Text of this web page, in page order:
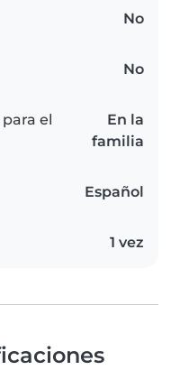
No
No
el
En la
familia
Español
1 vez